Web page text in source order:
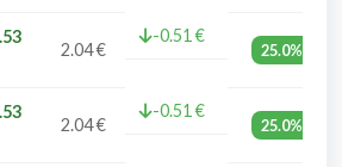
2.04 €
-0.51 €
25.0%
2.04 €
-0.51 €
25.0%